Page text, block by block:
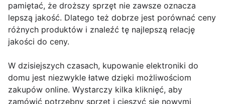
pamiętać, że droższy sprzęt nie zawsze oznacza
lepszą jakość. Dlatego też dobrze jest porównać ceny
różnych produktów i znaleźć tę najlepszą relację
jakości do ceny.
W dzisiejszych czasach, kupowanie elektroniki do
domu jest niezwykle łatwe dzięki możliwościom
zakupów online. Wystarczy kilka kliknięć, aby
zamówić potrzebny sprzęt i cieszyć się nowymi